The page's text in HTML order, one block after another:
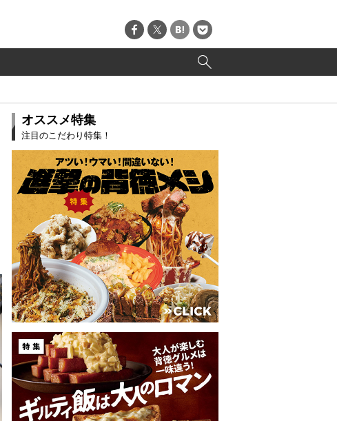
オススメ特集
注目のこだわり特集！